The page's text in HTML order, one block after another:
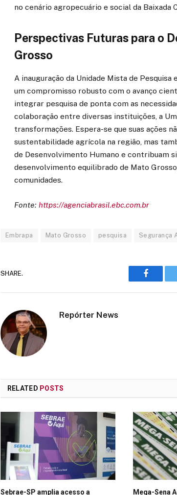
no cenário agropecuário e social da Baixada
Perspectivas Futuras para o
Grosso
A inauguração da Unidade Mista de Pesquisa
um compromisso robusto com o avanço
integrar pesquisa de ponta com as
colaboração entre diversas instituições, a
transformações. Espera-se que suas ações
sustentabilidade agrícola na região, mas
de Desenvolvimento Humano e contribuam
desenvolvimento equilibrado de Mato
comunidades.
Fonte: https://agenciabrasil.ebc.com.br
Embrapa Mato Grosso pesquisa Segurança
SHARE.
Repórter News
RELATED POSTS
Sebrae-SP amplia acesso a Mega-Sena